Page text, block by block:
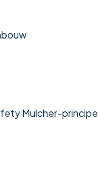
Mulcher-principe